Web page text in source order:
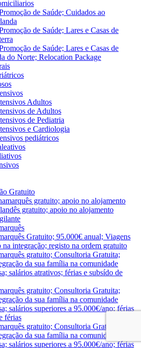
de Saúde; Cuidados ao
de Saúde; Lares e Casas de
de Saúde; Lares e Casas de
do Norte; Relocation Package
Adultos
de Adultos
de Pediatria
e Cardiologia
pediátricos
Gratuito
gratuito; apoio no alojamento
gratuito; apoio no alojamento
Gratuito; 95.000€ anual; Viagens
na integração; registo na ordem gratuito
gratuito; Consultoria Gratuita;
da sua família na comunidade
salários atrativos; férias e subsído de
gratuito; Consultoria Gratuita;
da sua família na comunidade
salários superiores a 95.000€/ano; férias
férias
gratuito; Consultoria Gratuita;
da sua família na comunidade
salários superiores a 95.000€/ano; férias